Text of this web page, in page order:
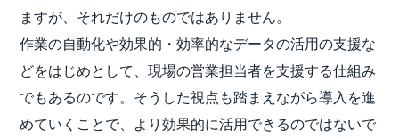
ますが、それだけのものではありません。
作業の自動化や効果的・効率的なデータの活用の支援な
どをはじめとして、現場の営業担当者を支援する仕組み
でもあるのです。そうした視点も踏まえながら導入を進
めていくことで、より効果的に活用できるのではないで